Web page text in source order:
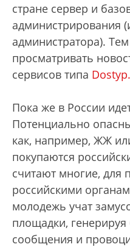
стране сервер и
администрирования
администратора).
просматривать
сервисов типа
Пока же в России
Потенциально
как, например, ЖЖ
покупаются
считают многие, для
российскими
молодежь учат
площадки,
сообщения и